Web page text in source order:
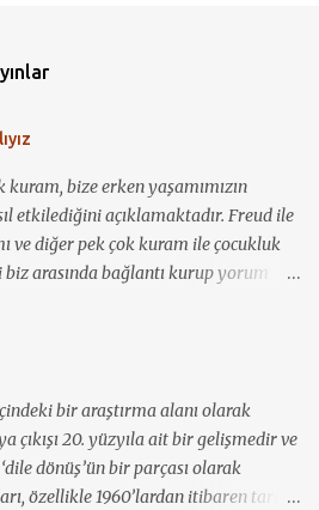
bize erken yaşamımızın
etkilediğini açıklamaktadır. Freud ile
ve diğer pek çok kuram ile çocukluk
arasında bağlantı kurup yorum
toplum için ne demek
Birçok coğrafyada, çocuğa bakım
gerektiği, anneliğin kutsallığı ve
algılanması yadsınamaz bir gerçek.
hazır hissetmeyen anne
bir araştırma alanı olarak
çıkışı 20. yüzyıla ait bir gelişmedir ve
dönüş’ün bir parçası olarak
özellikle 1960’lardan itibaren tarih,